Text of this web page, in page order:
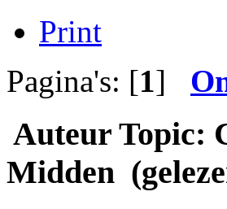
Print
Pagina's: [1]
Auteur Topic:
Midden